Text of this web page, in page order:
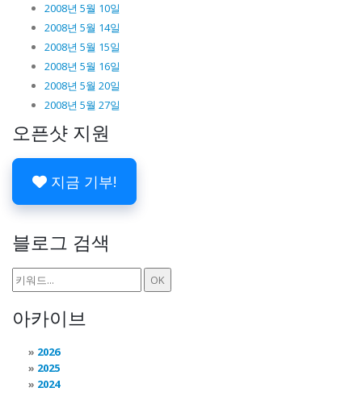
2008년 5월 10일
2008년 5월 14일
2008년 5월 15일
2008년 5월 16일
2008년 5월 20일
2008년 5월 27일
오픈샷 지원
지금 기부!
블로그 검색
아카이브
2026
2025
2024